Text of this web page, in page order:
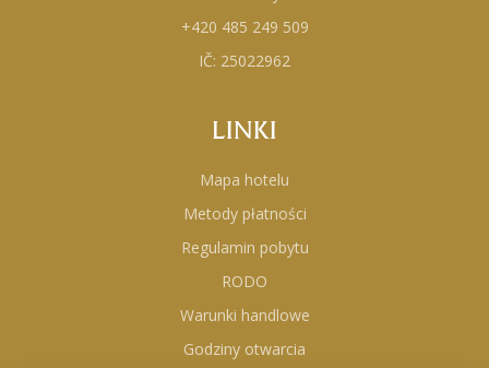
+420 485 249 509
IČ: 25022962
LINKI
Mapa hotelu
Metody płatności
Regulamin pobytu
RODO
Warunki handlowe
Godziny otwarcia